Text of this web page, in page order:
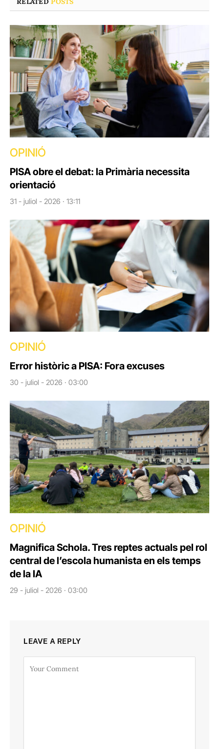
OPINIÓ
PISA obre el debat: la Primària necessita
orientació
31 - juliol - 2026 · 13:11
OPINIÓ
Error històric a PISA: Fora excuses
30 - juliol - 2026 · 03:00
OPINIÓ
Magnifica Schola. Tres reptes actuals pel rol
central de l’escola humanista en els temps
de la IA
29 - juliol - 2026 · 03:00
LEAVE A REPLY